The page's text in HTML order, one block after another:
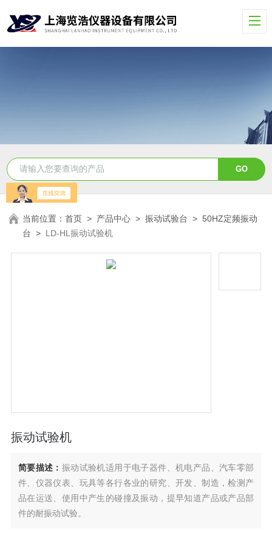
当前位置：首页 > 产品中心 >振动试验台 >50HZ定频振动
台 > LD-HL振动试验机
振动试验机
简要描述： 振动试验机适用于电子器件、机电产品、汽车零部
件、仪器仪表、玩具等各行各业的研究、开发、制造，检测产
品在运送、使用中产生的碰撞及振动，提早知道产品或产品部
件的耐振动试验。